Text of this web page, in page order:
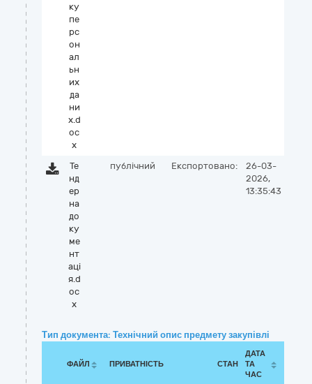
ку
пе
рс
он
ал
ьн
их
да
ни
х.d
oc
x
Те
нд
ер
на
до
ку
ме
нт
аці
я.d
oc
x
публічний Експортовано:
26-03-
2026,
13:35:43
Тип документа: Технічний опис предмету закупівлі
ФАЙЛ ПРИВАТНІСТЬ СТАН
ДАТА
ТА
ЧАС